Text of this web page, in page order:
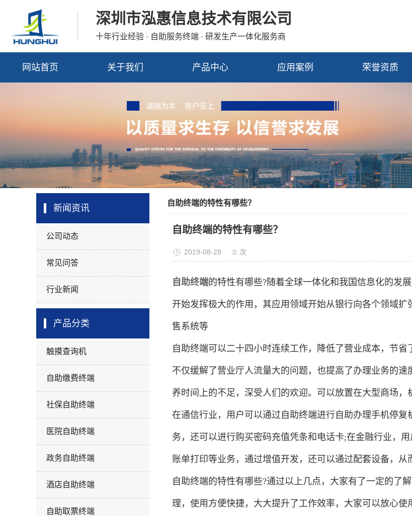
深圳市泓惠信息技术有限公司
十年行业经验 · 自助服务终端 · 研发生产一体化服务商
网站首页 关于我们 产品中心 应用案例 荣誉资质
新闻资讯
公司动态
常见问答
行业新闻
产品分类
触摸查询机
自助缴费终端
社保自助终端
医院自助终端
政务自助终端
酒店自助终端
自助取票终端
自助终端的特性有哪些？
自助终端的特性有哪些？
2019-08-28 次
自助终端的特性有哪些?随着全球一体化和我国信息化的发
开始发挥极大的作用，其应用领域开始从银行向各个领域
售系统等
自助终端可以二十四小时连续工作，降低了营业成本，节
不仅缓解了营业厅人流量大的问题，也提高了办理业务的
养时间上的不足，深受人们的欢迎。可以放置在大型商场，
在通信行业，用户可以通过自助终端进行自助办理手机停
务，还可以进行购买密码充值凭条和电话卡;在金融行业，
账单打印等业务，通过增值开发，还可以通过配套设备，从
自助终端的特性有哪些?通过以上几点，大家有了一定的了解
理，使用方便快捷，大大提升了工作效率，大家可以放心使